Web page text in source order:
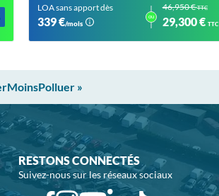
LOA sans apport dès
339 €/mois
ou
46,950 €TTC
29,300 € TTC
»
RESTONS CONNECTÉS
Suivez-nous sur les réseaux sociaux